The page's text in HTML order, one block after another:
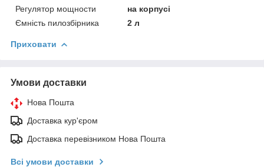
Регулятор мощности
на корпусі
Ємність пилозбірника
2 л
Приховати
Умови доставки
Нова Пошта
Доставка кур'єром
Доставка перевізником Нова Пошта
Всі умови доставки